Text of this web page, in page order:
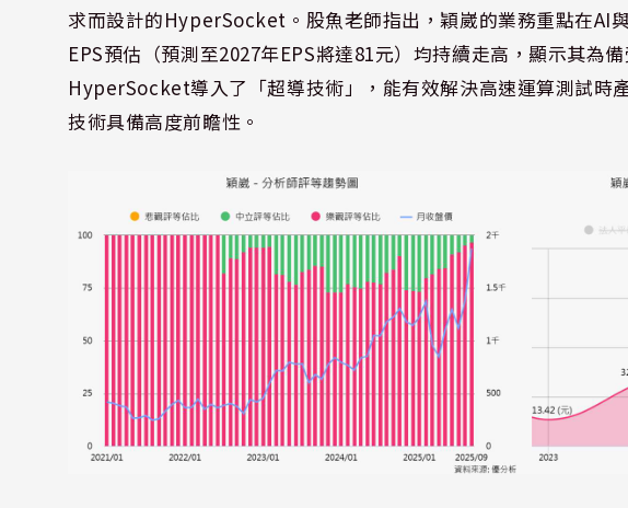
求而設計的HyperSocket。股魚老師指出，穎崴的業務重點在AI
EPS預估（預測至2027年EPS將達81元）均持續走高，顯示其為
HyperSocket導入了「超導技術」，能有效解決高速運算測試時
技術具備高度前瞻性。